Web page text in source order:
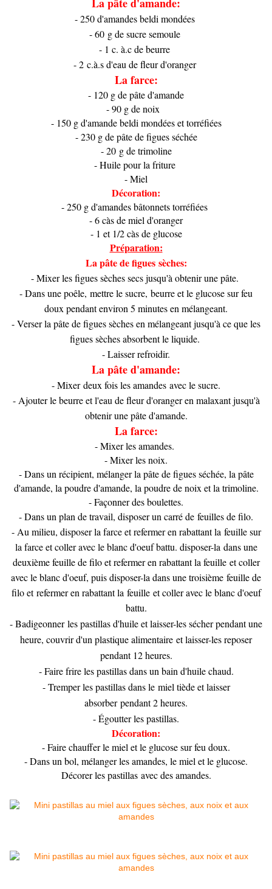
- 250 d'amandes beldi mondées
- 60 g de sucre semoule
- 1 c. à.c de beurre
- 2 c.à.s d'eau de fleur d'oranger
La farce:
- 120 g de pâte d'amande
- 90 g de noix
- 150 g d'amande beldi mondées et torréfiées
- 230 g de pâte de figues séchée
- 20 g de trimoline
- Huile pour la friture
- Miel
Décoration:
- 250 g d'amandes bâtonnets torréfiées
- 6 càs de miel d'oranger
- 1 et 1/2 càs de glucose
Préparation:
La pâte de figues sèches:
- Mixer les figues sèches secs jusqu'à obtenir une pâte.
- Dans une poêle, mettre le sucre, beurre et le glucose sur feu
doux pendant environ 5 minutes en mélangeant.
- Verser la pâte de figues sèches en mélangeant jusqu'à ce que les
figues sèches absorbent le liquide.
- Laisser refroidir.
La pâte d'amande:
- Mixer deux fois les amandes avec le sucre.
- Ajouter le beurre et l'eau de fleur d'oranger en malaxant jusqu'à
obtenir une pâte d'amande.
La farce:
- Mixer les amandes.
- Mixer les noix.
- Dans un récipient, mélanger la pâte de figues séchée, la pâte
d'amande, la poudre d'amande, la poudre de noix et la trimoline.
- Façonner des boulettes.
- Dans un plan de travail, disposer un carré de feuilles de filo.
- Au milieu, disposer la farce et refermer en rabattant la feuille sur
la farce et coller avec le blanc d'oeuf battu. disposer-la dans une
deuxième feuille de filo et refermer en rabattant la feuille et coller
avec le blanc d'oeuf, puis disposer-la dans une troisième feuille de
filo et refermer en rabattant la feuille et coller avec le blanc d'oeuf
battu.
- Badigeonner les pastillas d'huile et laisser-les sécher pendant une
heure, couvrir d'un plastique alimentaire et laisser-les reposer
pendant 12 heures.
- Faire frire les pastillas dans un bain d'huile chaud.
- Tremper les pastillas dans le miel tiède et laisser
absorber pendant 2 heures.
- Égoutter les pastillas.
Décoration:
- Faire chauffer le miel et le glucose sur feu doux.
- Dans un bol, mélanger les amandes, le miel et le glucose.
Décorer les pastillas avec des amandes.